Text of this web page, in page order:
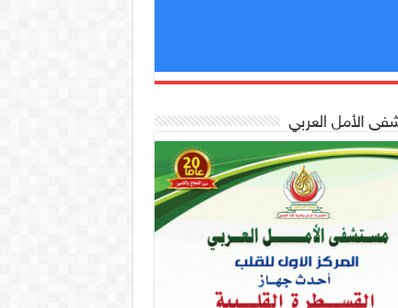
الأمل العربي